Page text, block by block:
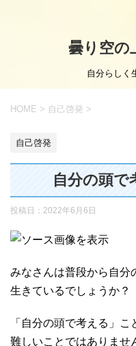
曇り空の
自分らしく
HOME > 自己啓発 >
自己啓発
自分の頭で
投稿日： 2022年6月6日
みなさんは普段から自分
生きているでしょうか？
「自分の頭で考える」こ
難しいことではありませ